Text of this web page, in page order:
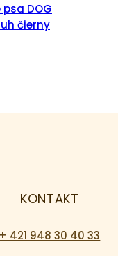
DOG
čierny
KONTAKT
+ 421 948 30 40 33